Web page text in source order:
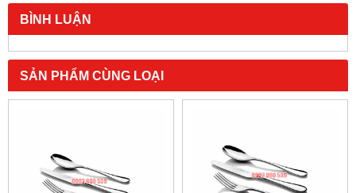
BÌNH LUẬN
SẢN PHẨM CÙNG LOẠI